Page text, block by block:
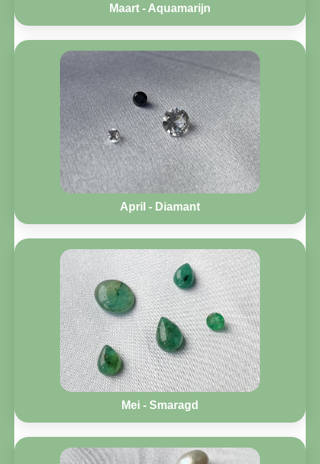
Maart - Aquamarijn
April - Diamant
Mei - Smaragd